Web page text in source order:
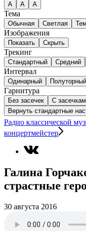
А A A
Тема
Обычная Светлая
Изображения
Показать Скрыть
Трекинг
Стандартный Средний
Интервал
Одинарный Полуторный
Гарнитура
Без засечек
С
Вернуть стандартные
Радио классической
концертмейстер
Галина
страстные
30 августа 2016